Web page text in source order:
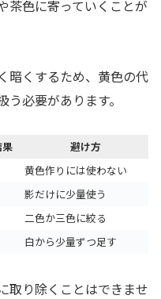
茶色に寄っていくことが
暗くするため、黄色の代
必要があります。
避け方
黄色作りには使わない
影だけに少量使う
二色か三色に絞る
白から少量ずつ足す
取り除くことはできませ